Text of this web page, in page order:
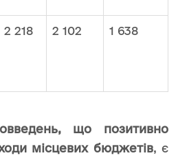
2 218 2 102 1 638
що позитивно
місцевих бюджетів, є